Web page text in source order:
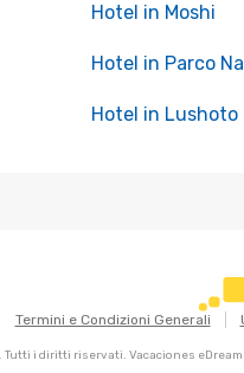
Hotel in Moshi
Hotel in Parco
Hotel in Lushoto
Termini e Condizioni Generali
Tutti i diritti riservati. Vacaciones